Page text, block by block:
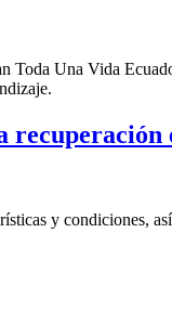
Toda Una Vida
y condiciones,